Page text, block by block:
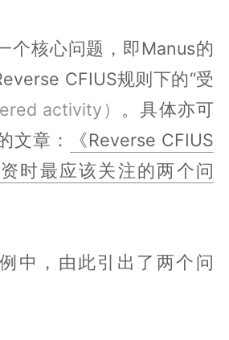
个核心问题，即Manus的
CFIUS规则下的“受
activity） 。具体亦可
文章：
《Reverse CFIUS
时最应该关注的两个问
中，由此引出了两个问